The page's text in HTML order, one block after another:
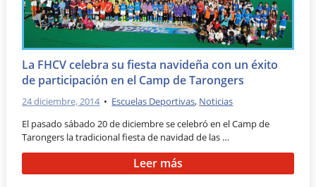
La FHCV celebra su fiesta navideña con un éxito
de participación en el Camp de Tarongers
24 diciembre, 2014 • Escuelas Deportivas, Noticias
El pasado sábado 20 de diciembre se celebró en el Camp de
Tarongers la tradicional fiesta de navidad de las …
Leer más